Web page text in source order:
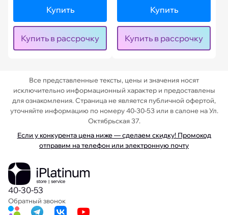
Купить
Купить в рассрочку
Купить
Купить в рассрочку
Все представленные тексты, цены и значения носят
исключительно информационный характер и предоставлены
для ознакомления. Страница не является публичной офертой,
уточняйте информацию по номеру 40-30-53 или в салоне на Ул.
Октябрьская 37.
Если у конкурента цена ниже — сделаем скидку! Промокод
отправим на телефон или электронную почту
40-30-53
Обратный звонок